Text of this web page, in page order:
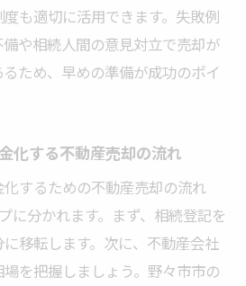
も適切に活用できます。失敗例
や相続人間の意見対立で売却が
ため、早めの準備が成功のポイ
化する不動産売却の流れ
するための不動産売却の流れ
に分かれます。まず、相続登記を
移転します。次に、不動産会社
を把握しましょう。野々市市の